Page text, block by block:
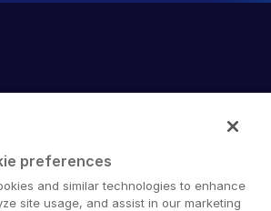
secure collaboration software and
sharing solutions that enable
preferences
and similar technologies to enhance
site usage, and assist in our marketing